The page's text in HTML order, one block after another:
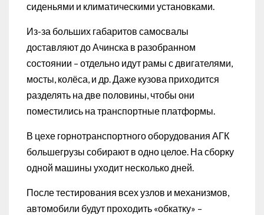
сиденьями и климатическими установками.
Из-за больших габаритов самосвалы
доставляют до Ачинска в разобранном
состоянии – отдельно идут рамы с двигателями,
мосты, колёса, и др. Даже кузова приходится
разделять на две половины, чтобы они
поместились на транспортные платформы.
В цехе горнотранспортного оборудования АГК
большегрузы собирают в одно целое. На сборку
одной машины уходит несколько дней.
После тестирования всех узлов и механизмов,
автомобили будут проходить «обкатку» –